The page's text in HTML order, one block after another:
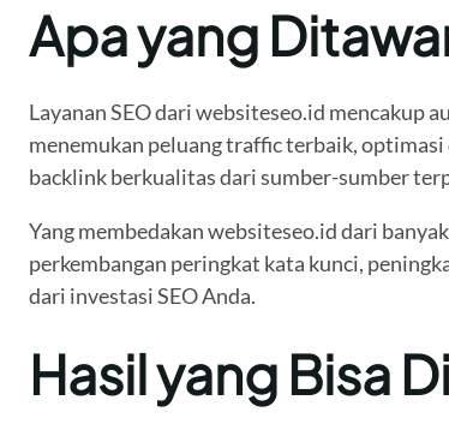
Apa yang
Layanan SEO dari websiteseo.id mencakup
menemukan peluang traffic terbaik,
backlink berkualitas dari sumber-sumber
Yang membedakan websiteseo.id dari
perkembangan peringkat kata kunci,
dari investasi SEO Anda.
Hasil yang Bisa